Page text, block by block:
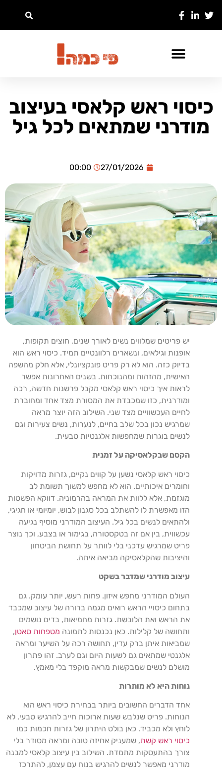
כיסוי ראש קלאסי בעיצוב
מודרני שמתאים לכל גיל
27/01/2026
00:00
יש פריטים שמלווים נשים לאורך שנים, חוצים תקופות,
אופנות וגילאים, ונשארים רלוונטיים תמיד. כיסוי ראש הוא
בדיוק כזה. הוא לא רק פריט פונקציונלי, אלא חלק מהשפה
האישית, מהזהות ומהנוכחות. בשנים האחרונות אפשר
לראות איך כיסוי ראש קלאסי מקבל פרשנות חדשה, רכה
ומודרנית, כזו שמכבדת את המסורת מצד אחד ומחוברת
לחיים העכשוויים מצד שני. השילוב הזה יוצר מראה
שמרגיש נכון בכל שלב בחיים, לנערות, נשים צעירות וגם
לנשים בוגרות שמחפשות אלגנטיות טבעית.
הקסם שבקלאסיקה על זמנית
כיסוי ראש קלאסי נשען על קווים נקיים, גזרות מדויקות
וחומרים איכותיים. הוא לא מחפש למשוך תשומת לב
מוגזמת, אלא ללוות את המראה בהרמוניה. דווקא הפשטות
הזו מאפשרת לו להשתלב בכל סגנון לבוש, יומיומי או חגיגי,
ולהתאים לנשים בכל גיל. העיצוב המודרני מוסיף נגיעה
עכשווית, בין אם זה בטקסטורה, בגימור או בצבע, וכך נוצר
פריט שמרגיש עדכני בלי לוותר על תחושת הביטחון
והיציבות שהקלאסיקה מביאה איתה.
עיצוב מודרני שמדבר בשקט
העולם המודרני מחפש איזון. פחות רעש, יותר עומק. גם
בתחום כיסויי הראש רואים מגמה ברורה של עיצוב שמכבד
את הראש ואת הלובשת. גזרות מחמיאות, בדים נושמים
ותחושה של קלילות. כאן נכנסות לתמונה מטפחות סאטן,
שמביאות איתן ברק עדין, תחושה רכה על השיער ומראה
אלגנטי שמתאים גם לשעות היום וגם לערב. זהו פתרון
מושלם לנשים שמבקשות מראה מוקפד בלי מאמץ.
נוחות היא לא מותרות
אחד הדברים החשובים ביותר בבחירת כיסוי ראש הוא
הנוחות. פריט שנלבש שעות ארוכות חייב להרגיש טבעי, לא
לוחץ ולא מכביד. כאן בולט היתרון של גזרות חכמות כמו
כיסוי ראש קשת, שמעניק אחיזה טובה ומראה מסודר בלי
צורך בהתעסקות מתמדת. השילוב בין עיצוב קלאסי למבנה
מודרני מאפשר לנשים להרגיש בנוח עם עצמן, להתרכז